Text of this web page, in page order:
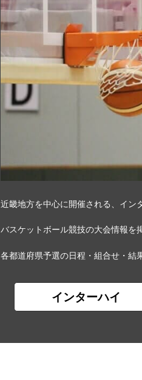
近畿地方を中心に開催される、イン
バスケットボール競技の大会情報を
各都道府県予選の日程・組合せ・結
インターハイ